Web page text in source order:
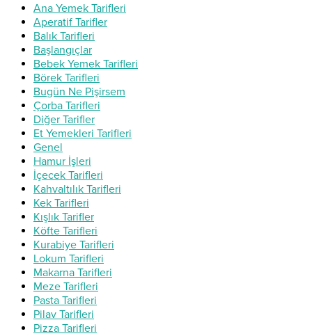
Ana Yemek Tarifleri
Aperatif Tarifler
Balık Tarifleri
Başlangıçlar
Bebek Yemek Tarifleri
Börek Tarifleri
Bugün Ne Pişirsem
Çorba Tarifleri
Diğer Tarifler
Et Yemekleri Tarifleri
Genel
Hamur İşleri
İçecek Tarifleri
Kahvaltılık Tarifleri
Kek Tarifleri
Kışlık Tarifler
Köfte Tarifleri
Kurabiye Tarifleri
Lokum Tarifleri
Makarna Tarifleri
Meze Tarifleri
Pasta Tarifleri
Pilav Tarifleri
Pizza Tarifleri